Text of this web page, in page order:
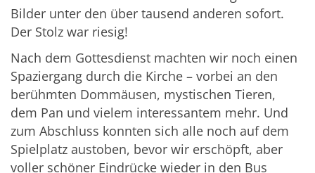
Bilder unter den über tausend anderen sofort.
Der Stolz war riesig!
Nach dem Gottesdienst machten wir noch einen
Spaziergang durch die Kirche – vorbei an den
berühmten Dommäusen, mystischen Tieren,
dem Pan und vielem interessantem mehr. Und
zum Abschluss konnten sich alle noch auf dem
Spielplatz austoben, bevor wir erschöpft, aber
voller schöner Eindrücke wieder in den Bus